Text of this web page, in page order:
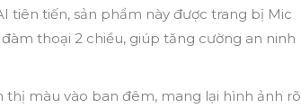
tiên tiến, sản phẩm này được trang bị Mic
thoại 2 chiều, giúp tăng cường an ninh
thị màu vào ban đêm, mang lại hình ảnh rõ